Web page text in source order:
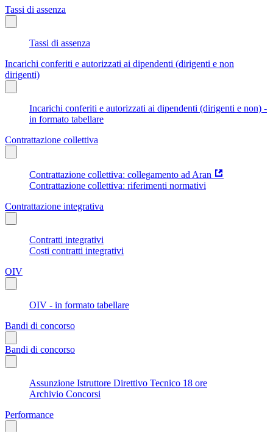
Tassi di assenza
Tassi di assenza
Incarichi conferiti e autorizzati ai dipendenti (dirigenti e non
dirigenti)
Incarichi conferiti e autorizzati ai dipendenti (dirigenti e non) -
in formato tabellare
Contrattazione collettiva
Contrattazione collettiva: collegamento ad Aran
Contrattazione collettiva: riferimenti normativi
Contrattazione integrativa
Contratti integrativi
Costi contratti integrativi
OIV
OIV - in formato tabellare
Bandi di concorso
Bandi di concorso
Assunzione Istruttore Direttivo Tecnico 18 ore
Archivio Concorsi
Performance